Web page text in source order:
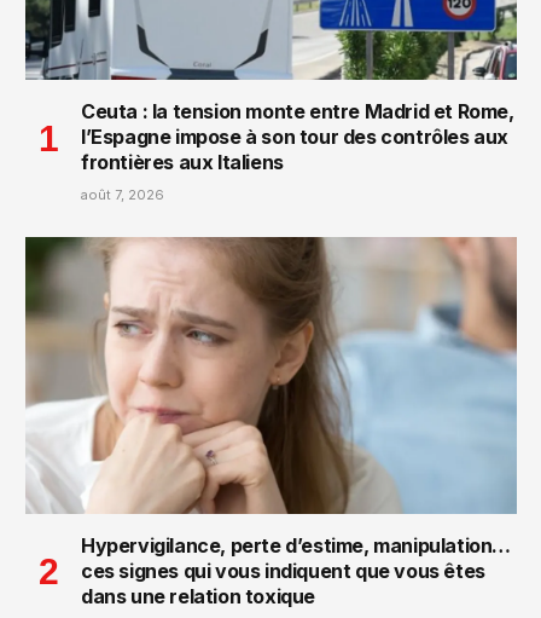
Ceuta : la tension monte entre Madrid et Rome,
l’Espagne impose à son tour des contrôles aux
frontières aux Italiens
août 7, 2026
Hypervigilance, perte d’estime, manipulation…
ces signes qui vous indiquent que vous êtes
dans une relation toxique